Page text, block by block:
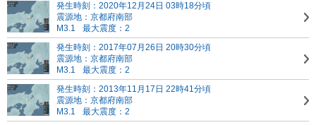
発生時刻：2020年12月24日 03時18分頃
震源地：京都府南部
M3.1
最大震度：2
発生時刻：2017年07月26日 20時30分頃
震源地：京都府南部
M3.1
最大震度：2
発生時刻：2013年11月17日 22時41分頃
震源地：京都府南部
M3.1
最大震度：2